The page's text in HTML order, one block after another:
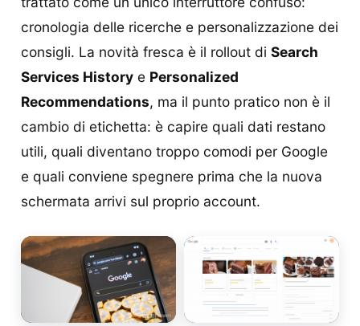
cronologia delle ricerche e personalizzazione dei
consigli. La novità fresca è il rollout di Search
Services History e Personalized
Recommendations, ma il punto pratico non è il
cambio di etichetta: è capire quali dati restano
utili, quali diventano troppo comodi per Google
e quali conviene spegnere prima che la nuova
schermata arrivi sul proprio account.